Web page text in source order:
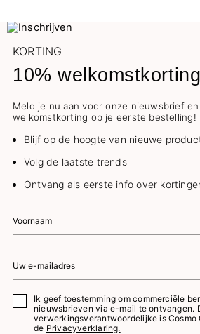
KORTING
10%
Meld je nu aan voor onze nieuwsbrief en
welkomstkorting op je eerste bestelling!
Blijf op de hoogte van nieuwe
Volg de laatste trends
Ontvang als eerste info over
Ik geef toestemming om commerciële
nieuwsbrieven via e-mail te ontvangen.
verwerkingsverantwoordelijke is Cosmo
de Privacyverklaring.